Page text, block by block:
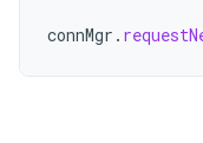
connMgr .